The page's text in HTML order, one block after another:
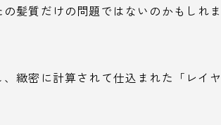
髪質だけの問題ではないのかもしれま
緻密に計算されて仕込まれた「レイヤ